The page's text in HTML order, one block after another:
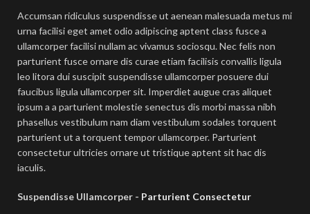
Accumsan ridiculus suspendisse ut aenean malesuada metus mi
urna facilisi eget amet odio adipiscing aptent class fusce a
ullamcorper facilisi nullam ac vivamus sociosqu. Nec felis non
parturient fusce ornare dis curae etiam facilisis convallis ligula
leo litora dui suscipit suspendisse ullamcorper posuere dui
faucibus ligula ullamcorper sit. Imperdiet augue cras aliquet
ipsum a a parturient molestie senectus dis morbi massa nibh
phasellus vestibulum nam diam vestibulum sodales torquent
parturient ut a torquent tempor ullamcorper. Parturient
consectetur ultricies ornare ut tristique aptent sit hac dis
iaculis.
Suspendisse Ullamcorper - Parturient Consectetur